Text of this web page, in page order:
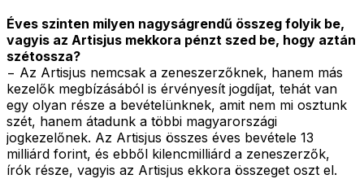
Éves szinten milyen nagyságrendű összeg folyik be,
vagyis az Artisjus mekkora pénzt szed be, hogy aztán
szétossza?
− Az Artisjus nemcsak a zeneszerzőknek, hanem más
kezelők megbízásából is érvényesít jogdíjat, tehát van
egy olyan része a bevételünknek, amit nem mi osztunk
szét, hanem átadunk a többi magyarországi
jogkezelőnek. Az Artisjus összes éves bevétele 13
milliárd forint, és ebből kilencmilliárd a zeneszerzők,
írók része, vagyis az Artisjus ekkora összeget oszt el.